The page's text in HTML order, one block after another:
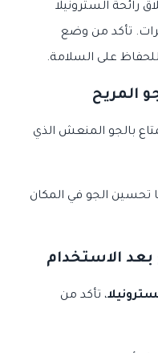
رائحة السترونيلا
تأكد من وضع
على السلامة.
بالجو المنعش الذي
تحسين الجو في المكان
، تأكد من